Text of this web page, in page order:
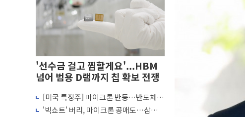
'선수금 걸고 찜할게요'...HBM
넘어 범용 D램까지 칩 확보 전쟁
[미국 특징주] 마이크론 반등…반도체
투자 심리 회복 조짐
'빅쇼트' 버리, 마이크론 공매도…삼성전